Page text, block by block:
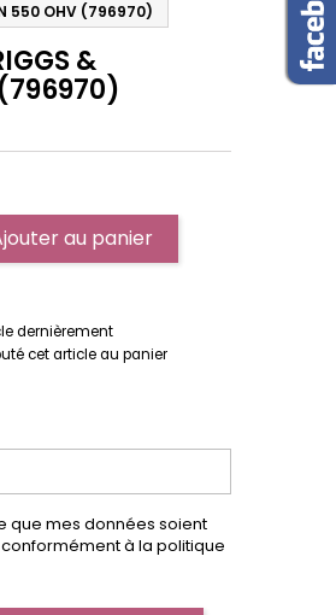
550 OHV (796970)
&
au panier
dernièrement
cet article au panier
que mes données soient
à la politique